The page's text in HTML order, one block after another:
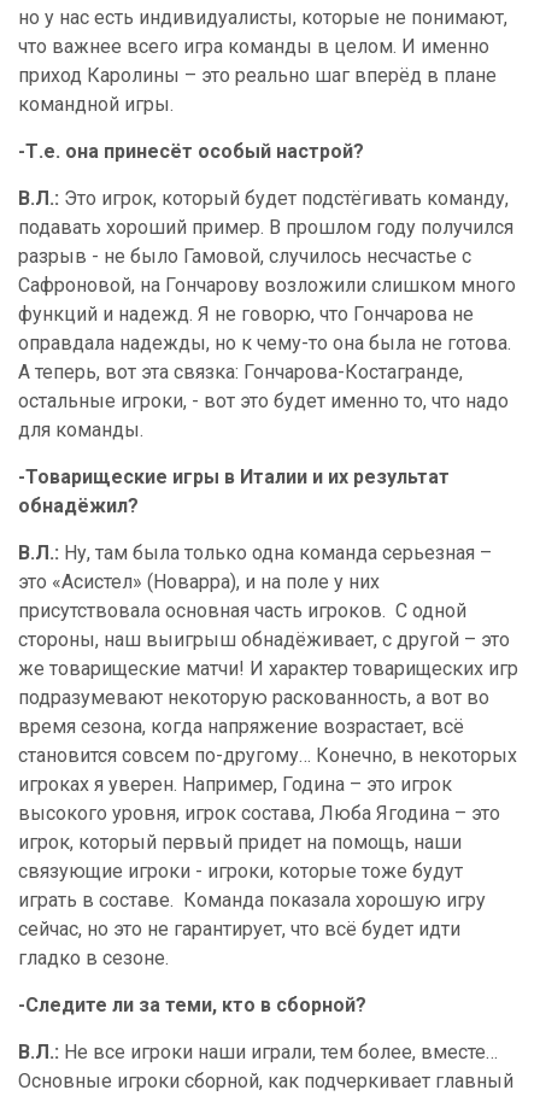
но у нас есть индивидуалисты, которые не понимают,
что важнее всего игра команды в целом. И именно
приход Каролины – это реально шаг вперёд в плане
командной игры.
-Т.е. она принесёт особый настрой?
В.Л.: Это игрок, который будет подстёгивать команду,
подавать хороший пример. В прошлом году получился
разрыв - не было Гамовой, случилось несчастье с
Сафроновой, на Гончарову возложили слишком много
функций и надежд. Я не говорю, что Гончарова не
оправдала надежды, но к чему-то она была не готова.
А теперь, вот эта связка: Гончарова-Костагранде,
остальные игроки, - вот это будет именно то, что надо
для команды.
-Товарищеские игры в Италии и их результат
обнадёжил?
В.Л.: Ну, там была только одна команда серьезная –
это «Асистел» (Новарра), и на поле у них
присутствовала основная часть игроков. С одной
стороны, наш выигрыш обнадёживает, с другой – это
же товарищеские матчи! И характер товарищеских игр
подразумевают некоторую раскованность, а вот во
время сезона, когда напряжение возрастает, всё
становится совсем по-другому… Конечно, в некоторых
игроках я уверен. Например, Година – это игрок
высокого уровня, игрок состава, Люба Ягодина – это
игрок, который первый придет на помощь, наши
связующие игроки - игроки, которые тоже будут
играть в составе. Команда показала хорошую игру
сейчас, но это не гарантирует, что всё будет идти
гладко в сезоне.
-Следите ли за теми, кто в сборной?
В.Л.: Не все игроки наши играли, тем более, вместе…
Основные игроки сборной, как подчеркивает главный